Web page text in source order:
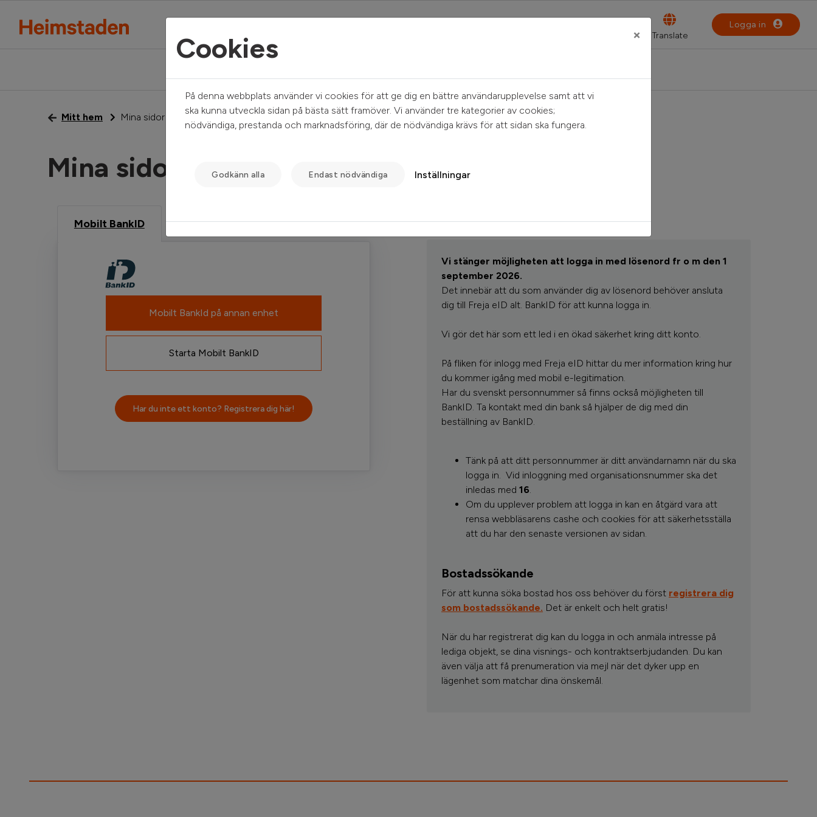
Logga in
Mitt hem Mina sidor
Mina sidor
Mobilt BankID Freja eID Lösenord
Starta Mobilt BankID
Mobilt BankId på annan enhet
Har du inte ett konto? Registrera dig här!
Information
Vi stänger möjligheten att logga in med lösenord fr o m den 1
september 2026.
Det innebär att du som använder dig av lösenord behöver ansluta
dig till Freja eID alt. BankID för att kunna logga in.
Vi gör det här som ett led i en ökad säkerhet kring ditt konto.
På fliken för inlogg med Freja eID hittar du mer information kring hur
du kommer igång med mobil e-legitimation.
Har du svenskt personnummer så finns också möjligheten till
BankID. Ta kontakt med din bank så hjälper de dig med din
beställning av BankID.
Tänk på att ditt personnummer är ditt användarnamn när du ska
logga in. Vid inloggning med organisationsnummer ska det
inledas med 16.
Om du upplever problem att logga in kan en åtgärd vara att
rensa webbläsarens cashe och cookies för att säkerhetsställa
att du har den senaste versionen av sidan.
Bostadssökande
För att kunna söka bostad hos oss behöver du först registrera dig
som bostadssökande. Det är enkelt och helt gratis!
När du har registrerat dig kan du logga in och anmäla intresse på
lediga objekt, se dina visnings- och kontraktserbjudanden. Du kan
även välja att få prenumeration via mejl när det dyker upp en
lägenhet som matchar dina önskemål.
Cookies ×
På denna webbplats använder vi cookies för att ge dig en bättre användarupplevelse samt att vi
ska kunna utveckla sidan på bästa sätt framöver. Vi använder tre kategorier av cookies;
nödvändiga, prestanda och marknadsföring, där de nödvändiga krävs för att sidan ska fungera.
Godkänn alla Endast nödvändiga Inställningar